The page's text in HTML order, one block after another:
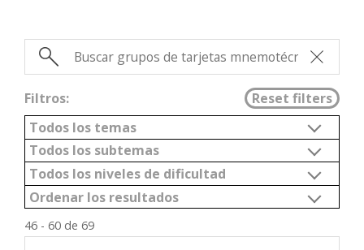
Filtros:
46 - 60 de 69